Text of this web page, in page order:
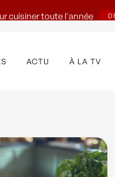
cuisiner toute l'année
ACTU À LA TV